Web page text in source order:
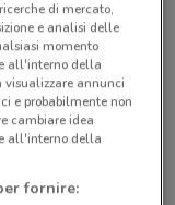
di mercato,
e analisi delle
momento
all'interno della
visualizzare annunci
e probabilmente non
cambiare idea
all'interno della
fornire: